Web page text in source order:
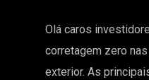
Olá caros
corretagem zero
exterior. As